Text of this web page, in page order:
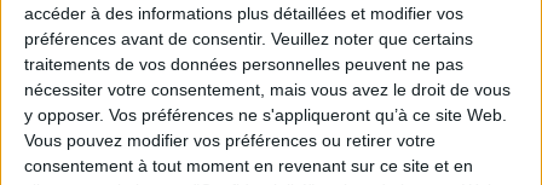
accéder à des informations plus détaillées et modifier vos
préférences avant de consentir. Veuillez noter que certains
traitements de vos données personnelles peuvent ne pas
nécessiter votre consentement, mais vous avez le droit de vous
y opposer. Vos préférences ne s'appliqueront qu’à ce site Web.
Vous pouvez modifier vos préférences ou retirer votre
consentement à tout moment en revenant sur ce site et en
https://business.lesechos.fr/entrepreneurs/patrimoine-
dirigeant/17947123-bercy-fait-un-point-d-etape-
sur-le-plan-d-epargne-retraite-345239.php